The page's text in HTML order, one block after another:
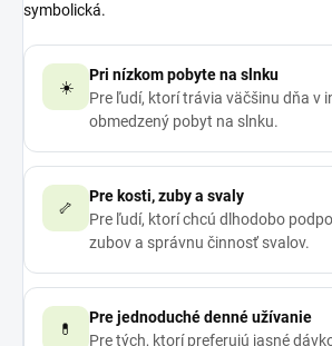
symbolická.
☀️
Pri nízkom pobyte na slnku
Pre ľudí, ktorí trávia väčšinu dňa v
obmedzený pobyt na slnku.
🦴
Pre kosti, zuby a svaly
Pre ľudí, ktorí chcú dlhodobo
zubov a správnu činnosť svalov.
💊
Pre jednoduché denné užívanie
Pre tých, ktorí preferujú jasné